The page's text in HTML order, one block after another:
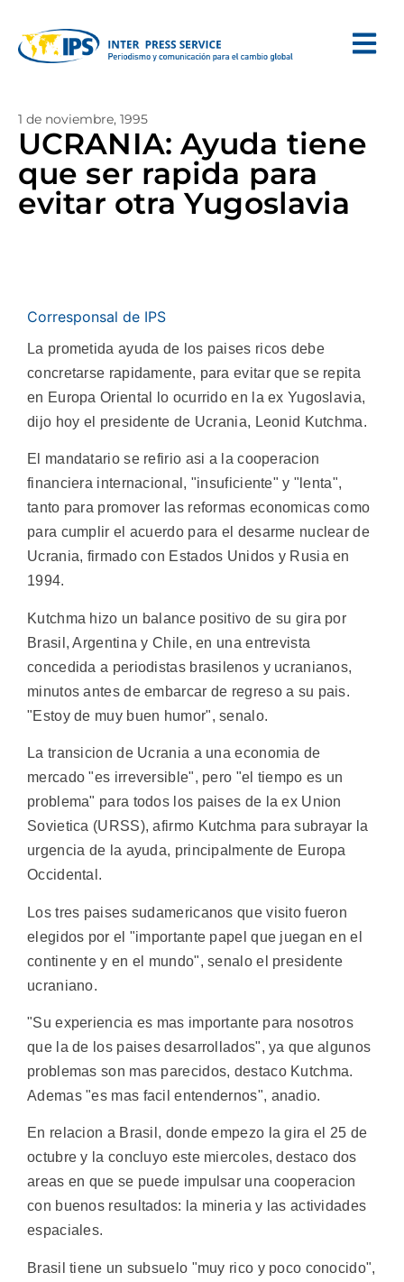
1 de noviembre, 1995
UCRANIA: Ayuda tiene
que ser rapida para
evitar otra Yugoslavia
Corresponsal de IPS
La prometida ayuda de los paises ricos debe
concretarse rapidamente, para evitar que se repita
en Europa Oriental lo ocurrido en la ex Yugoslavia,
dijo hoy el presidente de Ucrania, Leonid Kutchma.
El mandatario se refirio asi a la cooperacion
financiera internacional, "insuficiente" y "lenta",
tanto para promover las reformas economicas como
para cumplir el acuerdo para el desarme nuclear de
Ucrania, firmado con Estados Unidos y Rusia en
1994.
Kutchma hizo un balance positivo de su gira por
Brasil, Argentina y Chile, en una entrevista
concedida a periodistas brasilenos y ucranianos,
minutos antes de embarcar de regreso a su pais.
"Estoy de muy buen humor", senalo.
La transicion de Ucrania a una economia de
mercado "es irreversible", pero "el tiempo es un
problema" para todos los paises de la ex Union
Sovietica (URSS), afirmo Kutchma para subrayar la
urgencia de la ayuda, principalmente de Europa
Occidental.
Los tres paises sudamericanos que visito fueron
elegidos por el "importante papel que juegan en el
continente y en el mundo", senalo el presidente
ucraniano.
"Su experiencia es mas importante para nosotros
que la de los paises desarrollados", ya que algunos
problemas son mas parecidos, destaco Kutchma.
Ademas "es mas facil entendernos", anadio.
En relacion a Brasil, donde empezo la gira el 25 de
octubre y la concluyo este miercoles, destaco dos
areas en que se puede impulsar una cooperacion
con buenos resultados: la mineria y las actividades
espaciales.
Brasil tiene un subsuelo "muy rico y poco conocido",